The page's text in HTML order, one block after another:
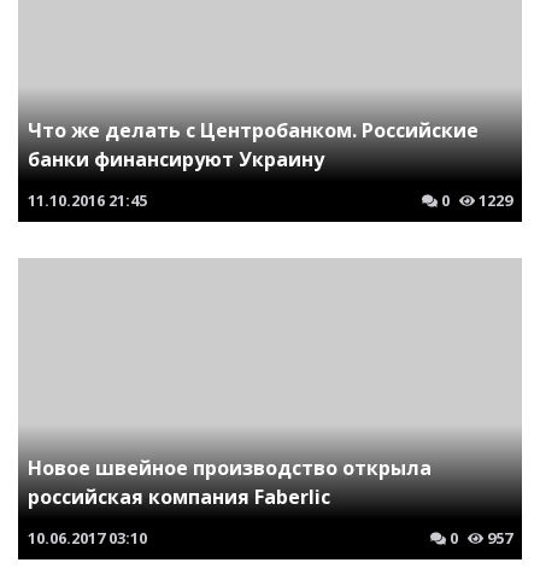
Что же делать с Центробанком. Российские
банки финансируют Украину
11.10.2016 21:45 0 1229
Новое швейное производство открыла
российская компания Faberlic
10.06.2017 03:10 0 957